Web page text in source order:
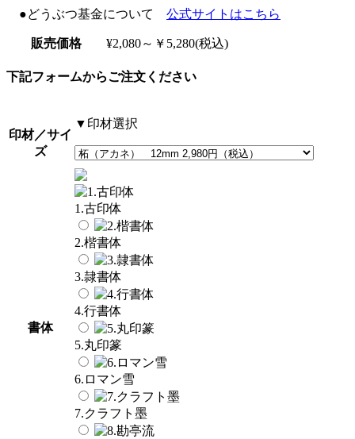
●どうぶつ基金について 公式サイトはこちら
販売価格 ¥2,080～￥5,280(税込)
下記フォームからご注文ください
印材／サイ
ズ
▼印材選択
書体
1.古印体
2.楷書体
3.隷書体
4.行書体
5.丸印篆
6.ロマン雪
7.クラフト墨